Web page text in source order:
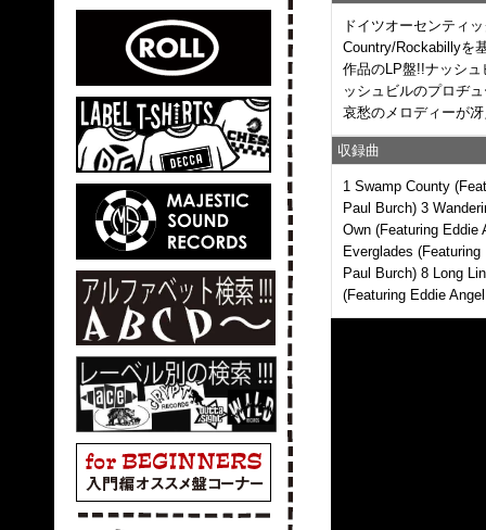
ドイツオーセンティ
Country/Rockabillyを
作品のLP盤!!ナッシ
ッシュビルのプロヂ
哀愁のメロディーが
収録曲
1 Swamp County
Paul Burch) 3
Own (Featuring Eddie
Everglades
Paul Burch) 8 Long
(Featuring Eddie